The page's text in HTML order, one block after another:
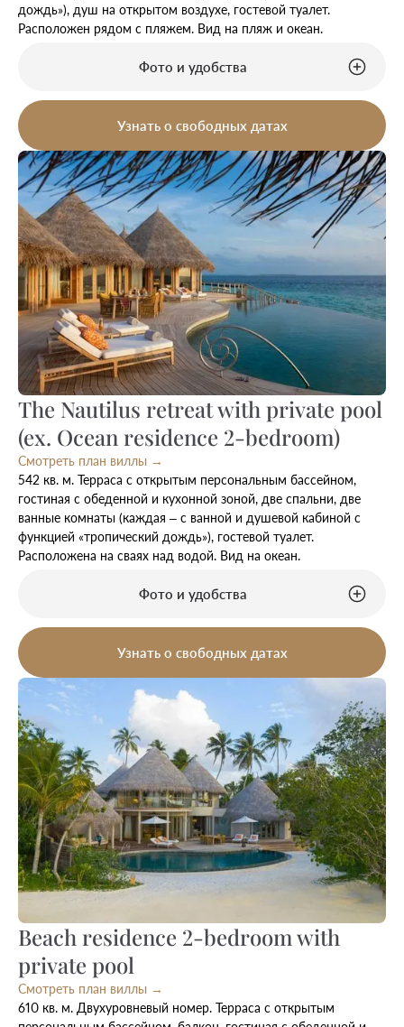
дождь»), душ на открытом воздухе, гостевой туалет.
Расположен рядом с пляжем. Вид на пляж и океан.
Фото и удобства
Узнать о свободных датах
The Nautilus retreat with private pool
(ex. Ocean residence 2-bedroom)
Смотреть план виллы →
542 кв. м. Терраса с открытым персональным бассейном,
гостиная с обеденной и кухонной зоной, две спальни, две
ванные комнаты (каждая – с ванной и душевой кабиной с
функцией «тропический дождь»), гостевой туалет.
Расположена на сваях над водой. Вид на океан.
Фото и удобства
Узнать о свободных датах
Beach residence 2-bedroom with
private pool
Смотреть план виллы →
610 кв. м. Двухуровневый номер. Терраса с открытым